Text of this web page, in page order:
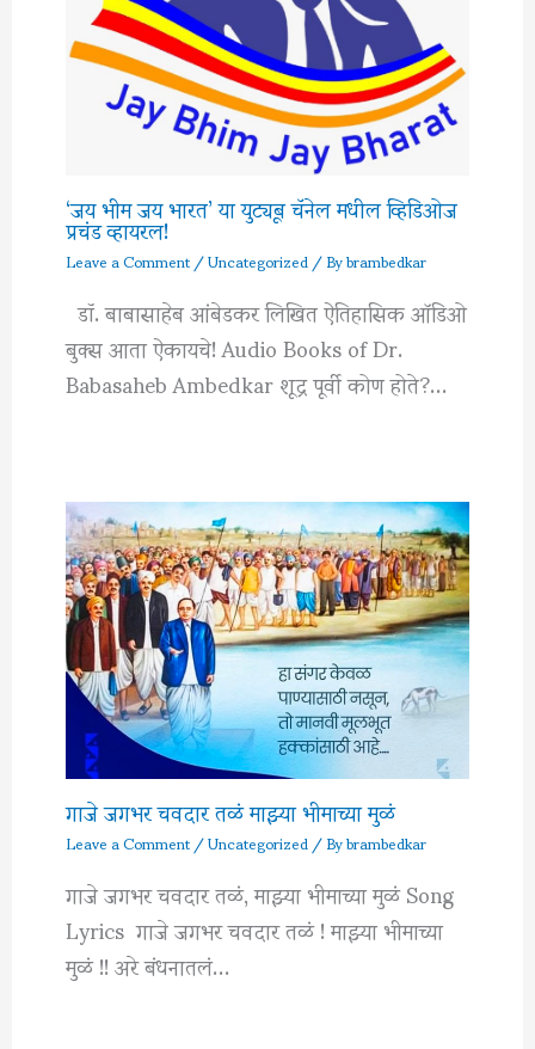
‘जय भीम जय भारत’ या युट्यूब चॅनेल मधील व्हिडिओज
प्रचंड व्हायरल!
Leave a Comment/Uncategorized/ Bybrambedkar
डॉ. बाबासाहेब आंबेडकर लिखित ऐतिहासिक ऑडिओ
बुक्स आता ऐकायचे! Audio Books of Dr.
Babasaheb Ambedkar शूद्र पूर्वी कोण होते?…
गाजे जगभर चवदार तळं माझ्या भीमाच्या मुळं
Leave a Comment/Uncategorized/ Bybrambedkar
गाजे जगभर चवदार तळं, माझ्या भीमाच्या मुळं Song
Lyrics गाजे जगभर चवदार तळं ! माझ्या भीमाच्या
मुळं !! अरे बंधनातलं…